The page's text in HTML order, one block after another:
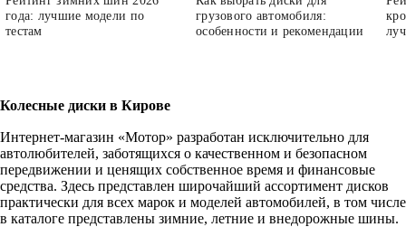
года: лучшие модели по
тестам
грузового автомобиля:
особенности и рекомендации
Колесные диски в Кирове
Интернет-магазин «Мотор» разработан исключительно для
автолюбителей, заботящихся о качественном и безопасном
передвижении и ценящих собственное время и финансовые
средства. Здесь представлен широчайший ассортимент дисков
практически для всех марок и моделей автомобилей, в том числе
в каталоге представлены зимние, летние и внедорожные шины.